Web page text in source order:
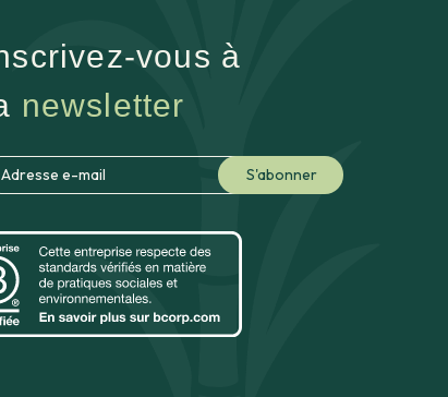
vous à
newsletter